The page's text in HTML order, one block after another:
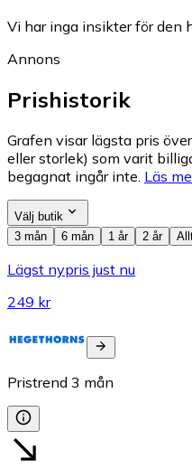
Vi har inga insikter för den
Annons
Prishistorik
Grafen visar lägsta pris
eller storlek) som varit
begagnat ingår inte. Läs
Välj butik
3 mån
6 mån 1 år 2 år
Lägst nypris just nu
249 kr
Pristrend 3 mån